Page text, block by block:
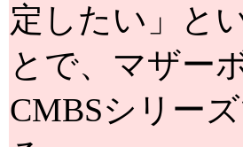
定したい」と
とで、マザー
CMBSシリー